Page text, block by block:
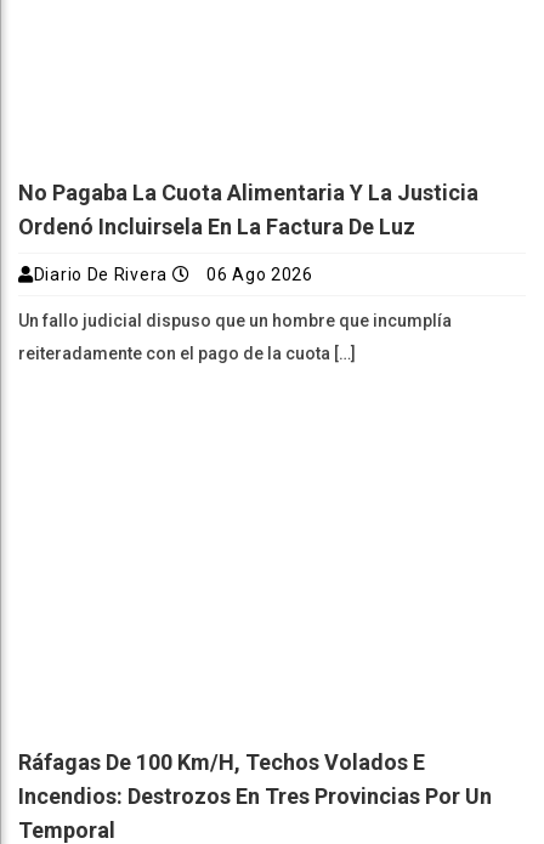
No Pagaba La Cuota Alimentaria Y La Justicia
Ordenó Incluirsela En La Factura De Luz
Diario De Rivera 06 Ago 2026
Un fallo judicial dispuso que un hombre que incumplía
reiteradamente con el pago de la cuota […]
Ráfagas De 100 Km/h, Techos Volados E
Incendios: Destrozos En Tres Provincias Por Un
Temporal